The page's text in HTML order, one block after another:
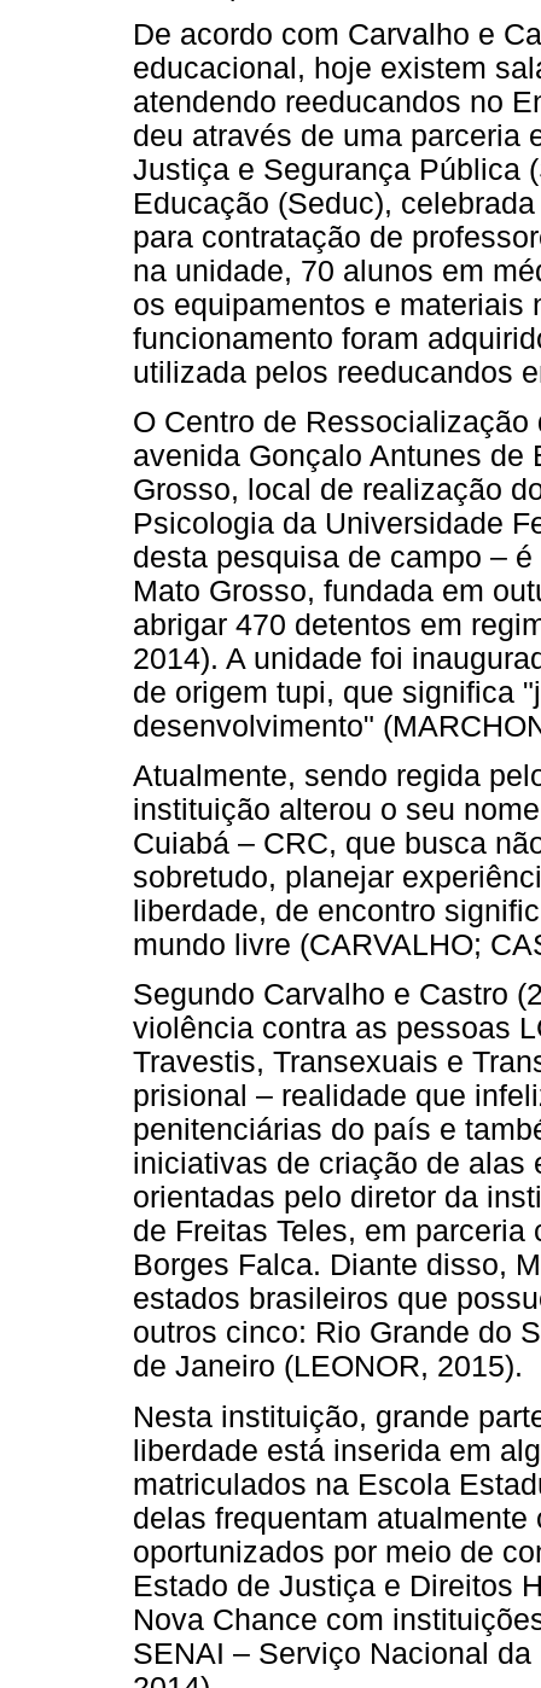
De acordo com Carvalho e
educacional, hoje existem
atendendo reeducandos no
deu através de uma parceria
Justiça e Segurança Pública
Educação (Seduc),
para contratação de
na unidade, 70 alunos em
os equipamentos e materiais
funcionamento foram
utilizada pelos reeducandos
O Centro de
avenida Gonçalo Antunes de
Grosso, local de realização
Psicologia da Universidade
desta pesquisa de campo –
Mato Grosso, fundada em
abrigar 470 detentos em
2014). A unidade foi
de origem tupi, que significa
desenvolvimento"
Atualmente, sendo regida
instituição alterou o seu
Cuiabá – CRC, que busca
sobretudo, planejar
liberdade, de encontro
mundo livre (CARVALHO;
Segundo Carvalho e Castro
violência contra as pessoas
Travestis, Transexuais e
prisional – realidade que
penitenciárias do país e
iniciativas de criação de
orientadas pelo diretor da
de Freitas Teles, em
Borges Falca. Diante disso,
estados brasileiros que
outros cinco: Rio Grande do
de Janeiro (LEONOR, 2015).
Nesta instituição, grande
liberdade está inserida em
matriculados na Escola
delas frequentam
oportunizados por meio de
Estado de Justiça e Direitos
Nova Chance com
SENAI – Serviço Nacional